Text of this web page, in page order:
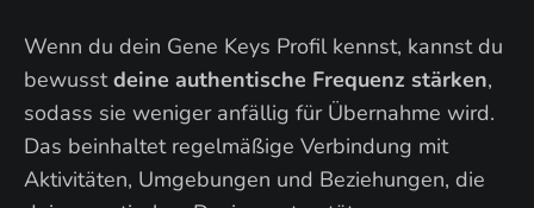
Wenn du dein Gene Keys Profil kennst, kannst du
bewusstdeine authentische Frequenz stärken,
sodass sie weniger anfällig für Übernahme wird.
Das beinhaltet regelmäßige Verbindung mit
Aktivitäten, Umgebungen und Beziehungen, die